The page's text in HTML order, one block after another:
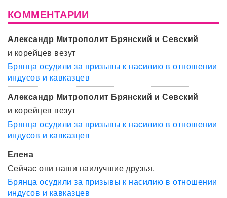
КОММЕНТАРИИ
Александр Митрополит Брянский и Севский
и корейцев везут
Брянца осудили за призывы к насилию в отношении
индусов и кавказцев
Александр Митрополит Брянский и Севский
и корейцев везут
Брянца осудили за призывы к насилию в отношении
индусов и кавказцев
Елена
Сейчас они наши наилучшие друзья.
Брянца осудили за призывы к насилию в отношении
индусов и кавказцев